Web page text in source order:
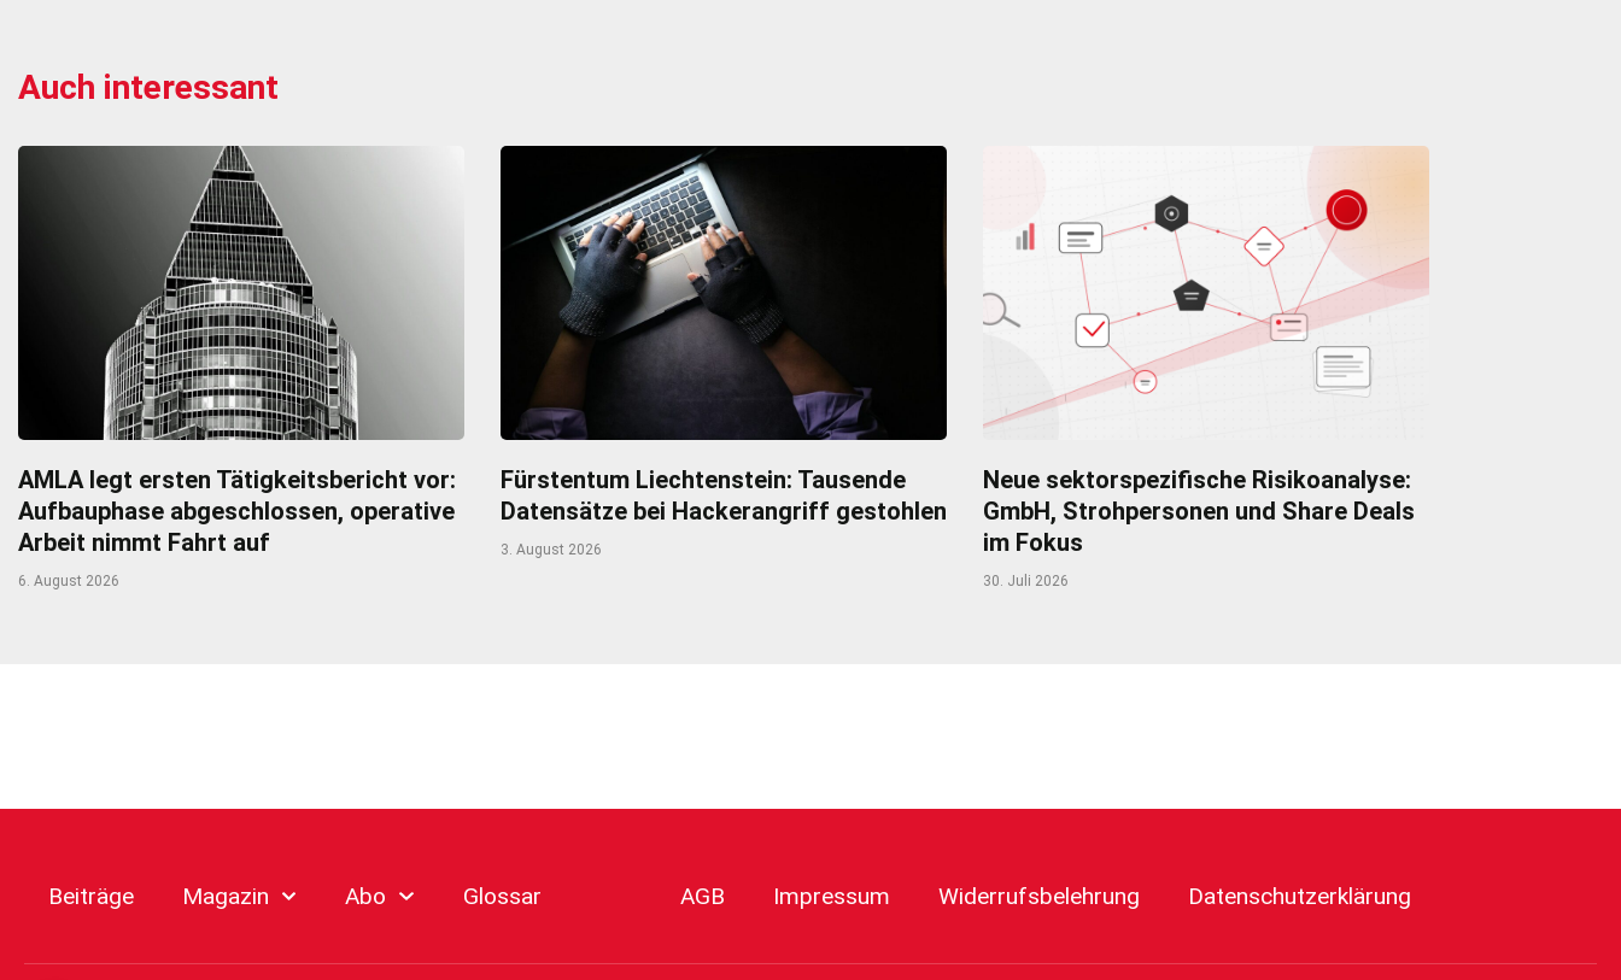
Auch interessant
AMLA legt ersten Tätigkeitsbericht vor:
Aufbauphase abgeschlossen, operative
Arbeit nimmt Fahrt auf
6. August 2026
Fürstentum Liechtenstein: Tausende
Datensätze bei Hackerangriff gestohlen
3. August 2026
Neue sektorspezifische Risikoanalyse:
GmbH, Strohpersonen und Share Deals
im Fokus
30. Juli 2026
Beiträge Magazin Abo Glossar AGB Impressum Widerrufsbelehrung Datenschutzerklärung